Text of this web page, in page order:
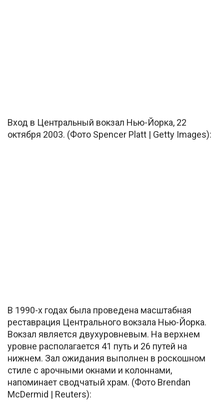
Вход в Центральный вокзал Нью-Йорка, 22
октября 2003. (Фото Spencer Platt | Getty Images):
В 1990-х годах была проведена масштабная
реставрация Центрального вокзала Нью-Йорка.
Вокзал является двухуровневым. На верхнем
уровне располагается 41 путь и 26 путей на
нижнем. Зал ожидания выполнен в роскошном
стиле с арочными окнами и колоннами,
напоминает сводчатый храм. (Фото Brendan
McDermid | Reuters):